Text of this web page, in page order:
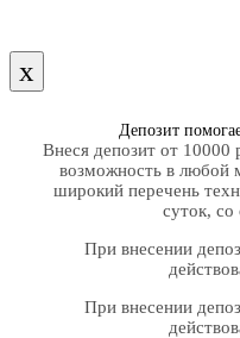
х
Депозит
Внеся депозит от
возможность в любой
широкий перечень
суток, со
При внесении
При внесении